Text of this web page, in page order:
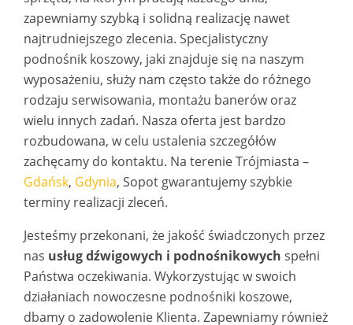
zapewniamy szybką i solidną realizację nawet
najtrudniejszego zlecenia. Specjalistyczny
podnośnik koszowy, jaki znajduje się na naszym
wyposażeniu, służy nam często także do różnego
rodzaju serwisowania, montażu banerów oraz
wielu innych zadań. Nasza oferta jest bardzo
rozbudowana, w celu ustalenia szczegółów
zachęcamy do kontaktu. Na terenie Trójmiasta –
Gdańsk, Gdynia, Sopot gwarantujemy szybkie
terminy realizacji zleceń.
Jesteśmy przekonani, że jakość świadczonych przez
nas usług dźwigowych i podnośnikowych spełni
Państwa oczekiwania. Wykorzystując w swoich
działaniach nowoczesne podnośniki koszowe,
dbamy o zadowolenie Klienta. Zapewniamy również